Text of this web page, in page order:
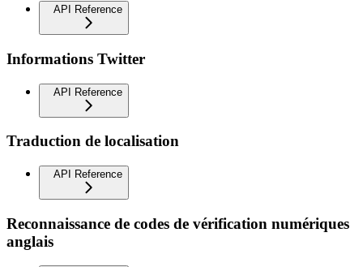
API Reference
Informations Twitter
API Reference
Traduction de localisation
API Reference
Reconnaissance de codes de vérification numériques
anglais